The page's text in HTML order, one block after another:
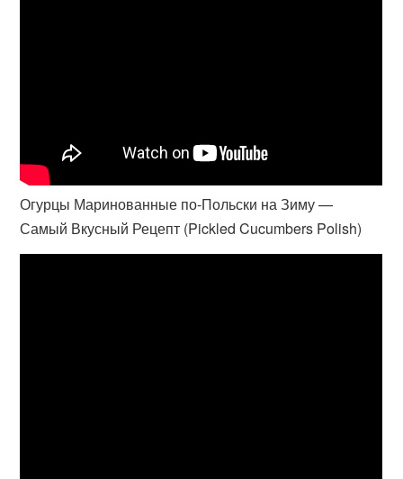
Огурцы Маринованные по-Польски на Зиму —
Самый Вкусный Рецепт (Pickled Cucumbers Polish)